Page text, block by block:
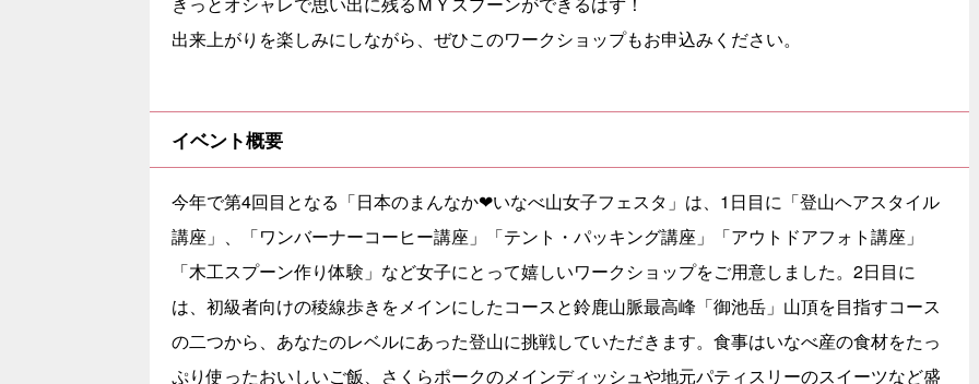
出来上がりを楽しみにしながら、ぜひこのワークショップもお申込みください。
イベント概要
今年で第4回目となる「日本のまんなか❤いなべ山女子フェスタ」は、1日目に「登山ヘアスタイル
講座」、「ワンバーナーコーヒー講座」「テント・パッキング講座」「アウトドアフォト講座」
「木工スプーン作り体験」など女子にとって嬉しいワークショップをご用意しました。2日目に
は、初級者向けの稜線歩きをメインにしたコースと鈴鹿山脈最高峰「御池岳」山頂を目指すコース
の二つから、あなたのレベルにあった登山に挑戦していただきます。食事はいなべ産の食材をたっ
ぷり使ったおいしいご飯、さくらポークのメインディッシュや地元パティスリーのスイーツなど盛